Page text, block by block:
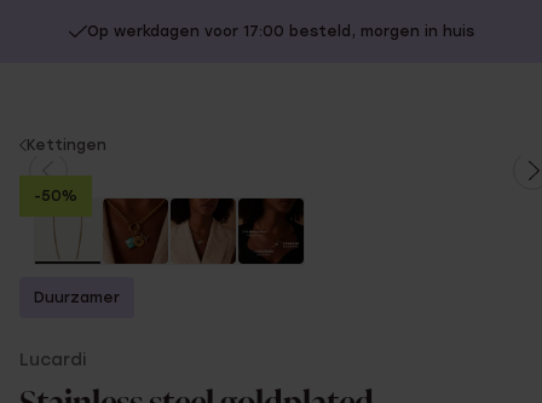
Op werkdagen voor 17:00 besteld, morgen in huis
You
are
here:
Kettingen
-50%
Duurzamer
Lucardi